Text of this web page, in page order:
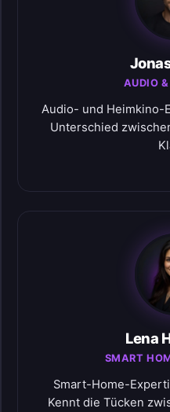
AUDIO
Audio- und Heimkino-
Unterschied
Lena
SMART
Smart-Home-
Kennt die Tücken